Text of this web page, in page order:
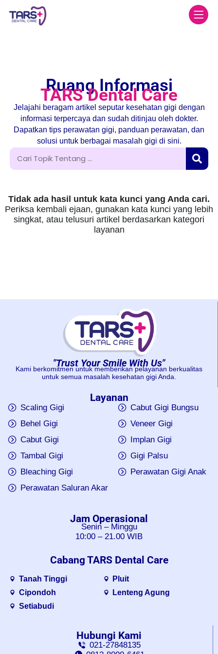
Ruang Informasi
TARS Dental Care
Jelajahi beragam artikel seputar kesehatan gigi dengan
informasi terpercaya dan sudah ditinjau oleh dokter.
Dapatkan tips perawatan gigi, panduan perawatan, dan
solusi untuk berbagai masalah gigi di sini.
Tidak ada hasil untuk kata kunci yang Anda cari.
Periksa kembali ejaan, gunakan kata kunci yang lebih
singkat, atau telusuri artikel berdasarkan kategori
layanan
"Trust Your Smile With Us"
Kami berkomitmen untuk memberikan pelayanan berkualitas
untuk semua masalah kesehatan gigi Anda.
Layanan
Scaling Gigi
Behel Gigi
Cabut Gigi
Tambal Gigi
Bleaching Gigi
Perawatan Saluran Akar
Cabut Gigi Bungsu
Veneer Gigi
Implan Gigi
Gigi Palsu
Perawatan Gigi Anak
Jam Operasional
Senin – Minggu
10:00 – 21.00 WIB
Cabang TARS Dental Care
Tanah Tinggi
Cipondoh
Setiabudi
Pluit
Lenteng Agung
Hubungi Kami
021-27848135